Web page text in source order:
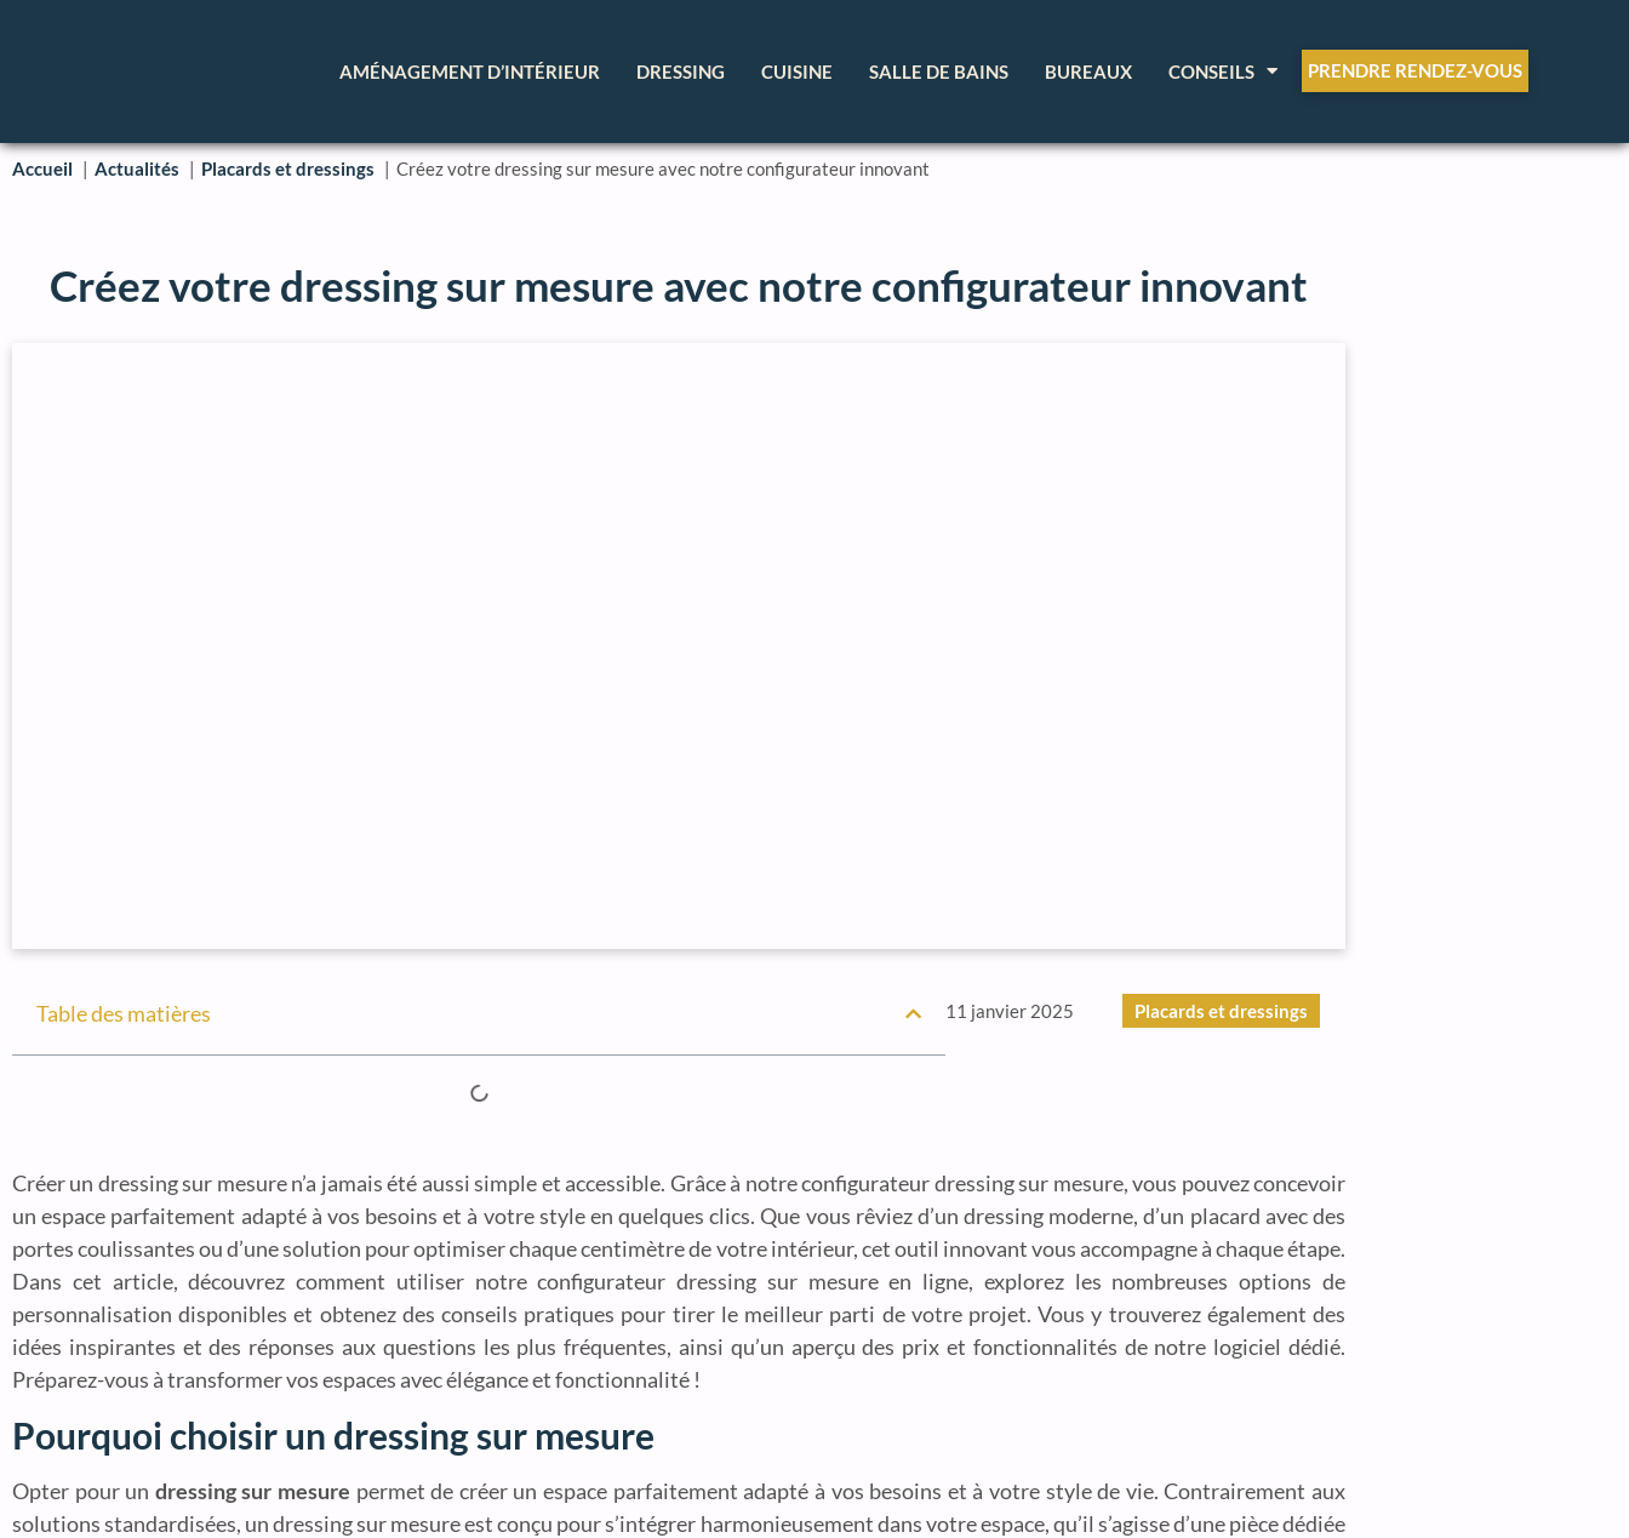
AMÉNAGEMENT D’INTÉRIEUR DRESSING CUISINE SALLE DE BAINS BUREAUX CONSEILS PRENDRE RENDEZ-VOUS
Accueil Actualités Placards et dressings Créez votre dressing sur mesure avec notre configurateur innovant
Créez votre dressing sur mesure avec notre configurateur innovant
Table des matières 11 janvier 2025 Placards et dressings
Créer un dressing sur mesure n’a jamais été aussi simple et accessible. Grâce à notre configurateur dressing sur mesure, vous pouvez concevoir
un espace parfaitement adapté à vos besoins et à votre style en quelques clics. Que vous rêviez d’un dressing moderne, d’un placard avec des
portes coulissantes ou d’une solution pour optimiser chaque centimètre de votre intérieur, cet outil innovant vous accompagne à chaque étape.
Dans cet article, découvrez comment utiliser notre configurateur dressing sur mesure en ligne, explorez les nombreuses options de
personnalisation disponibles et obtenez des conseils pratiques pour tirer le meilleur parti de votre projet. Vous y trouverez également des
idées inspirantes et des réponses aux questions les plus fréquentes, ainsi qu’un aperçu des prix et fonctionnalités de notre logiciel dédié.
Préparez-vous à transformer vos espaces avec élégance et fonctionnalité !
Pourquoi choisir un dressing sur mesure
Opter pour un dressing sur mesure permet de créer un espace parfaitement adapté à vos besoins et à votre style de vie. Contrairement aux
solutions standardisées, un dressing sur mesure est conçu pour s’intégrer harmonieusement dans votre espace, qu’il s’agisse d’une pièce dédiée